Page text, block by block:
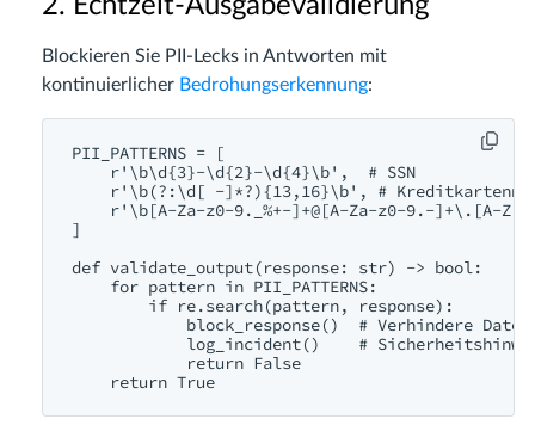
Blockieren Sie PII-Lecks in Antworten mit
kontinuierlicher Bedrohungserkennung:
PII_PATTERNS = [
    r'\b\d{3}-\d{2}-\d{4}\b',  # SSN
r'\b(?:\d[ -]*?){13,16}\b', #
r'\b[A-Za-z0-9._%+-]+@[A-Za-z0-9.-]+\.[A-
]
def validate_output(response: str) -> bool:
    for pattern in PII_PATTERNS:
        if re.search(pattern, response):
block_response()  # Verhindere
log_incident()    #
            return False